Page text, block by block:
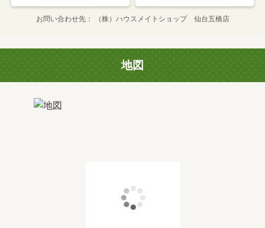
お問い合わせ先 （株）ハウスメイトショップ 仙台五橋店
地図